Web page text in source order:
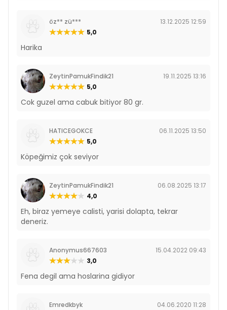
öz** zü***
13.12.2025 12:59
5,0
Harika
ZeytinPamukFindik21
19.11.2025 13:16
5,0
Cok guzel ama cabuk bitiyor 80 gr.
HATICEGOKCE
06.11.2025 13:50
5,0
Köpeğimiz çok seviyor
ZeytinPamukFindik21
06.08.2025 13:17
4,0
Eh, biraz yemeye calisti, yarisi dolapta, tekrar
deneriz.
Anonymus667603
15.04.2022 09:43
3,0
Fena degil ama hoslarina gidiyor
Emredkbyk 04.06.2020 11:28